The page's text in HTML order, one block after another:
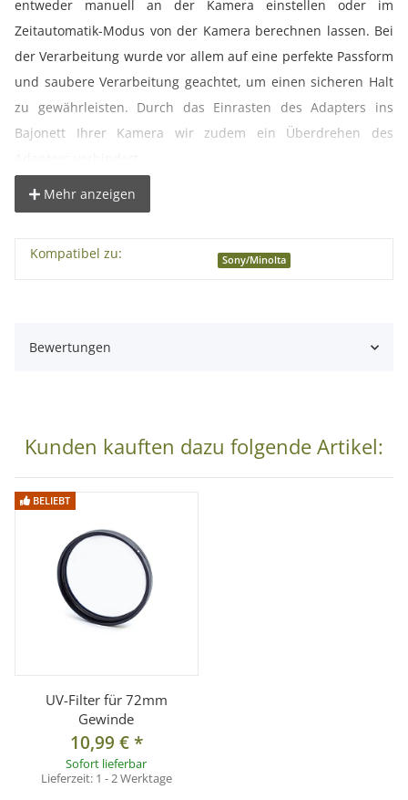
entweder manuell an der Kamera einstellen oder im
Zeitautomatik-Modus von der Kamera berechnen lassen. Bei
der Verarbeitung wurde vor allem auf eine perfekte Passform
und saubere Verarbeitung geachtet, um einen sicheren Halt
zu gewährleisten. Durch das Einrasten des Adapters ins
Bajonett Ihrer Kamera wir zudem ein Überdrehen des
Die Unendlichkeitseinstellung des jeweiligen Objektivs bleibt
daher müssen Fokus etc. manuell eingestellt werden.
° Qualitativ hochwertige Verarbeitung
° Nutzung im manuellen Modus (M)
Kombatibilität:
Objektivbajonett: Nikon AF/DX/F u.a.
Lieferumfang:
1x Objektivadapter für Nikon Objektive an Sony NEX Kamera
Mehr anzeigen
Kompatibel zu: Sony/Minolta
Bewertungen
Kunden kauften dazu folgende Artikel:
BELIEBT
UV-Filter für 72mm
Gewinde
10,99 €*
Sofort lieferbar
Lieferzeit: 1 - 2 Werktage